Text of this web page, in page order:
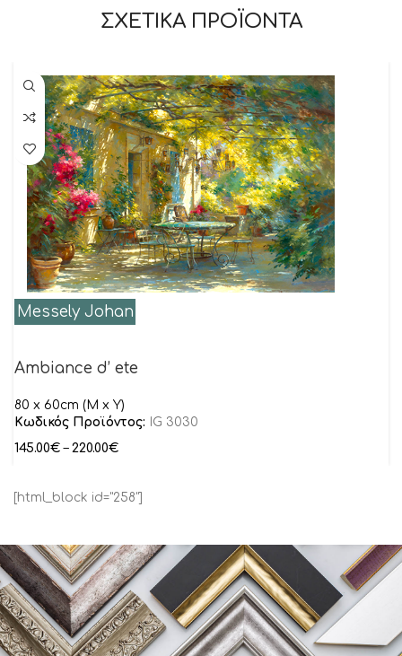
ΣΧΕΤΙΚΑ ΠΡΟΪΟΝΤΑ
Messely Johan
Ambiance d’ ete
80 x 60cm (M x Y)
Κωδικός Προϊόντος:
IG 3030
145.00€ – 220.00€
[html_block id="258"]